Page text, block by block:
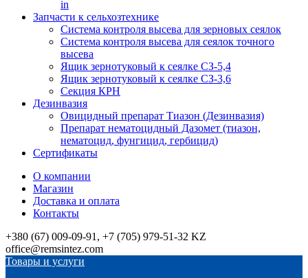
in
Запчасти к сельхозтехнике
Система контроля высева для зерновых сеялок
Система контроля высева для сеялок точного
высева
Ящик зернотуковый к сеялке СЗ-5,4
Ящик зернотуковый к сеялке СЗ-3,6
Секция КРН
Дезинвазия
Овицидный препарат Тиазон (Дезинвазия)
Препарат нематоцидный Дазомет (тиазон,
нематоцид, фунгицид, гербицид)
Сертификаты
О компании
Магазин
Доставка и оплата
Контакты
+380 (67) 009-09-91, +7 (705) 979-51-32 KZ
office@remsintez.com
Товары и услуги